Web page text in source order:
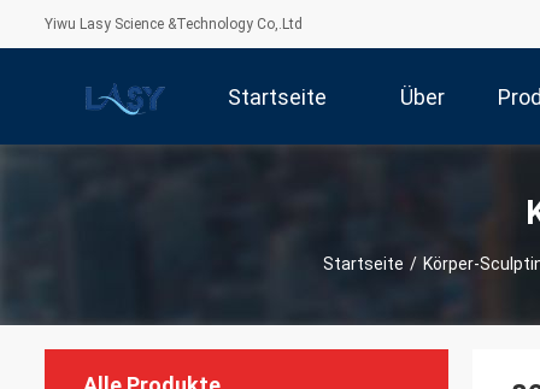
Yiwu Lasy Science &Technology Co,.Ltd
Startseite Über
Startseite / Körper-